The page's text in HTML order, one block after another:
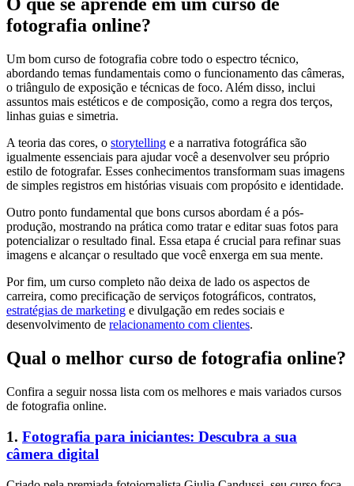
O que se aprende em um curso de
fotografia online?
Um bom curso de fotografia cobre todo o espectro técnico,
abordando temas fundamentais como o funcionamento das câmeras,
o triângulo de exposição e técnicas de foco. Além disso, inclui
assuntos mais estéticos e de composição, como a regra dos terços,
linhas guias e simetria.
A teoria das cores, o storytelling e a narrativa fotográfica são
igualmente essenciais para ajudar você a desenvolver seu próprio
estilo de fotografar. Esses conhecimentos transformam suas imagens
de simples registros em histórias visuais com propósito e identidade.
Outro ponto fundamental que bons cursos abordam é a pós-
produção, mostrando na prática como tratar e editar suas fotos para
potencializar o resultado final. Essa etapa é crucial para refinar suas
imagens e alcançar o resultado que você enxerga em sua mente.
Por fim, um curso completo não deixa de lado os aspectos de
carreira, como precificação de serviços fotográficos, contratos,
estratégias de marketing e divulgação em redes sociais e
desenvolvimento de relacionamento com clientes.
Qual o melhor curso de fotografia online?
Confira a seguir nossa lista com os melhores e mais variados cursos
de fotografia online.
1. Fotografia para iniciantes: Descubra a sua
câmera digital